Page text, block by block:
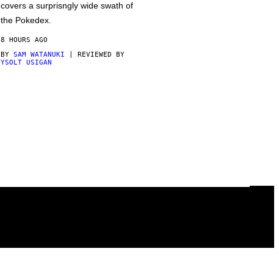
S
/
I
T
E
covers a surprisngly wide swath of
the Pokedex.
8 HOURS AGO
BY SAM WATANUKI | REVIEWED BY
YSOLT USIGAN